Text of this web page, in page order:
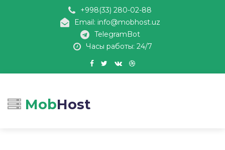
+998(33) 280-02-88
Email: info@mobhost.uz
TelegramBot
Часы работы: 24/7
MobHost